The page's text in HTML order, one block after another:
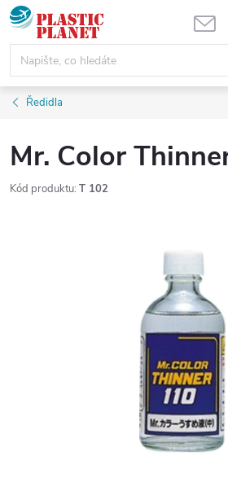
Přejít
na
obsah
Ředidla
Mr. Color
Kód produktu: T 102